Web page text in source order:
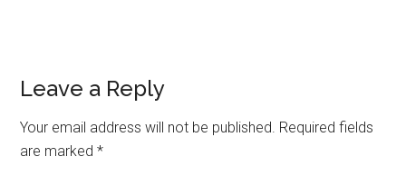
Leave a Reply
Your email address will not be published. Required fields
are marked*